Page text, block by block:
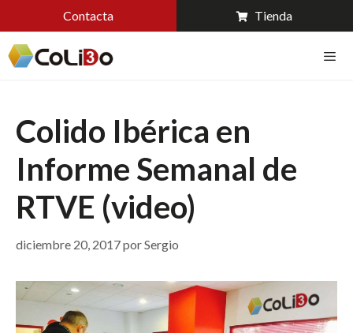
Contacta Tienda
Colido Ibérica en
Informe Semanal de
RTVE (video)
diciembre 20, 2017porSergio